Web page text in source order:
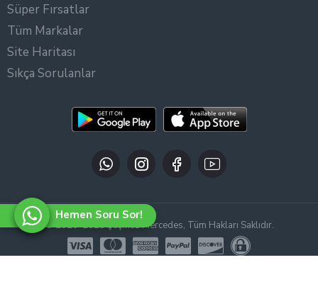
Süper Fırsatlar
Tüm Markalar
Site Haritası
Sıkça Sorulanlar
© 2020-2025 Şaşmaz Mercedes, Tüm Hakları Saklıdır.
Hemen Soru Sor!